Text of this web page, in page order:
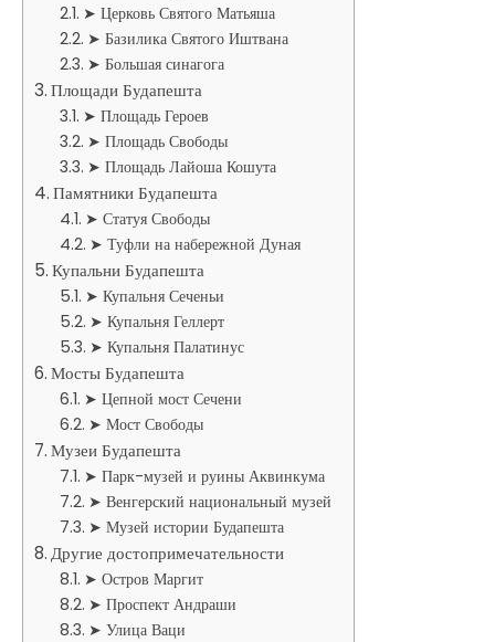
➤ Церковь Святого Матьяша
➤ Базилика Святого Иштвана
➤ Большая синагога
Площади Будапешта
➤ Площадь Героев
➤ Площадь Свободы
➤ Площадь Лайоша Кошута
Памятники Будапешта
➤ Статуя Свободы
➤ Туфли на набережной Дуная
Купальни Будапешта
➤ Купальня Сеченьи
➤ Купальня Геллерт
➤ Купальня Палатинус
Мосты Будапешта
➤ Цепной мост Сечени
➤ Мост Свободы
Музеи Будапешта
➤ Парк-музей и руины Аквинкума
➤ Венгерский национальный музей
➤ Музей истории Будапешта
Другие достопримечательности
➤ Остров Маргит
➤ Проспект Андраши
➤ Улица Ваци